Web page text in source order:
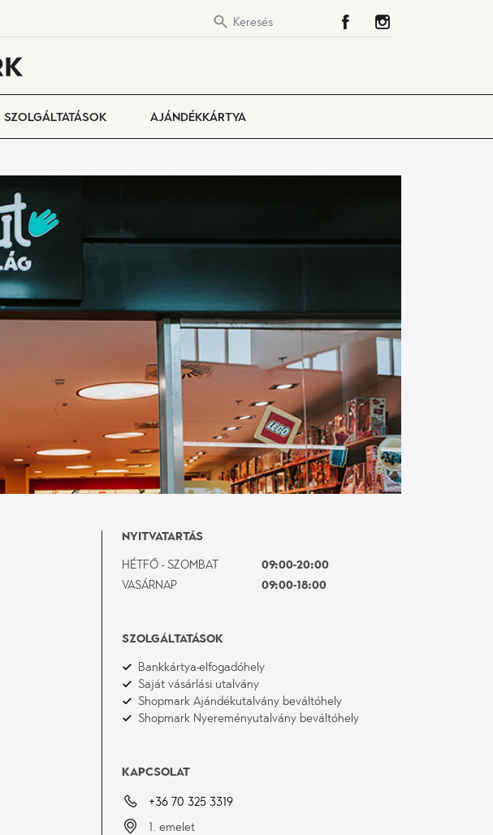
SZOLGÁLTATÁSOK AJÁNDÉKKÁRTYA
NYITVATARTÁS
HÉTFŐ - SZOMBAT
09:00-20:00
VASÁRNAP
09:00-18:00
SZOLGÁLTATÁSOK
Bankkártya-elfogadóhely
Saját vásárlási utalvány
Shopmark Ajándékutalvány beváltóhely
Shopmark Nyereményutalvány beváltóhely
KAPCSOLAT
+36 70 325 3319
1. emelet